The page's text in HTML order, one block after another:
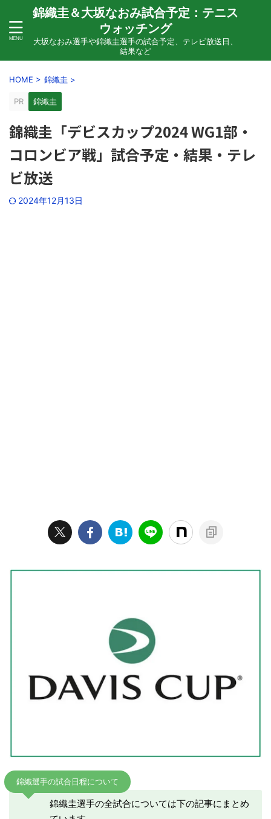
錦織圭＆大坂なおみ試合予定：テニス
ウォッチング
大坂なおみ選手や錦織圭選手の試合予定、テレビ放送日、
結果など
HOME > 錦織圭 >
PR 錦織圭
錦織圭「デビスカップ2024 WG1部・
コロンビア戦」試合予定・結果・テレ
ビ放送
2024年12月13日
錦織選手の試合日程について
錦織圭選手の全試合については下の記事にまとめ